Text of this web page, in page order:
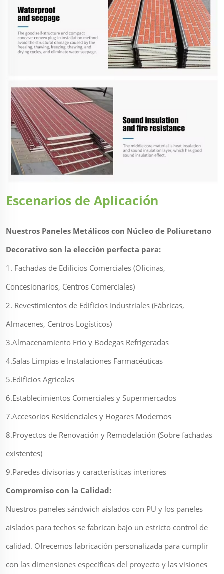
Escenarios de Aplicación
Nuestros Paneles Metálicos con Núcleo de Poliuretano
Decorativo son la elección perfecta para:
1. Fachadas de Edificios Comerciales (Oficinas,
Concesionarios, Centros Comerciales)
2. Revestimientos de Edificios Industriales (Fábricas,
Almacenes, Centros Logísticos)
3.Almacenamiento Frío y Bodegas Refrigeradas
4.Salas Limpias e Instalaciones Farmacéuticas
5.Edificios Agrícolas
6.Establecimientos Comerciales y Supermercados
7.Accesorios Residenciales y Hogares Modernos
8.Proyectos de Renovación y Remodelación (Sobre fachadas
existentes)
9.Paredes divisorias y características interiores
Compromiso con la Calidad:
Nuestros paneles sándwich aislados con PU y los paneles
aislados para techos se fabrican bajo un estricto control de
calidad. Ofrecemos fabricación personalizada para cumplir
con las dimensiones específicas del proyecto y las visiones